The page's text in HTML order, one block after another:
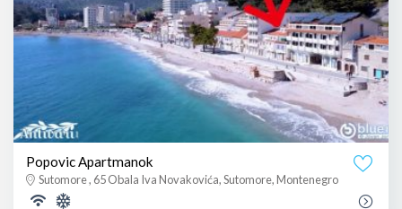
Popovic Apartmanok
Sutomore , 65 Obala Iva Novakovića, Sutomore, Montenegro